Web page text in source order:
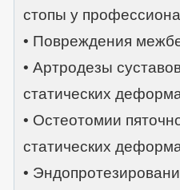
стопы у
• Повреждения
• Артродезы
статических
• Остеотомии
статических
•